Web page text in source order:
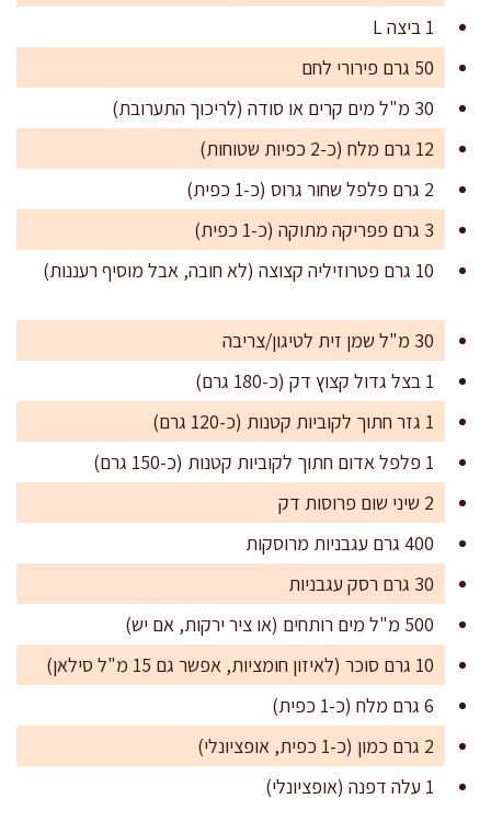
1 ביצה L
50 גרם פירורי לחם
30 מ"ל מים קרים או סודה (לריכוך התערובת)
12 גרם מלח (כ-2 כפיות שטוחות)
2 גרם פלפל שחור גרוס (כ-1 כפית)
3 גרם פפריקה מתוקה (כ-1 כפית)
10 גרם פטרוזיליה קצוצה (לא חובה, אבל מוסיף רעננות)
30 מ"ל שמן זית לטיגון/צריבה
1 בצל גדול קצוץ דק (כ-180 גרם)
1 גזר חתוך לקוביות קטנות (כ-120 גרם)
1 פלפל אדום חתוך לקוביות קטנות (כ-150 גרם)
2 שיני שום פרוסות דק
400 גרם עגבניות מרוסקות
30 גרם רסק עגבניות
500 מ"ל מים רותחים (או ציר ירקות, אם יש)
10 גרם סוכר (לאיזון חומציות, אפשר גם 15 מ"ל סילאן)
6 גרם מלח (כ-1 כפית)
2 גרם כמון (כ-1 כפית, אופציונלי)
1 עלה דפנה (אופציונלי)